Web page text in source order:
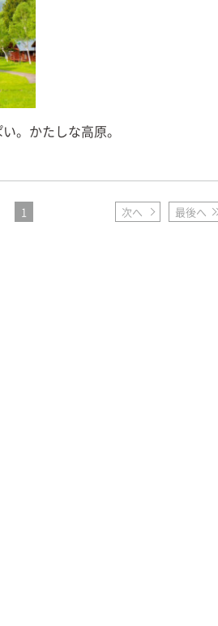
。かたしな高原。
1 次へ 最後へ